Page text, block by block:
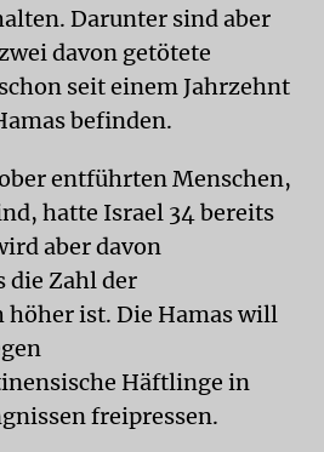
Darunter sind aber
davon getötete
seit einem Jahrzehnt
befinden.
entführten Menschen,
hatte Israel 34 bereits
aber davon
die Zahl der
höher ist. Die Hamas will
Häftlinge in
freipressen.